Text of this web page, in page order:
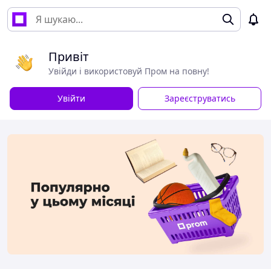
Привіт
Увійди і використовуй Пром на повну!
Увійти Зареєструватись